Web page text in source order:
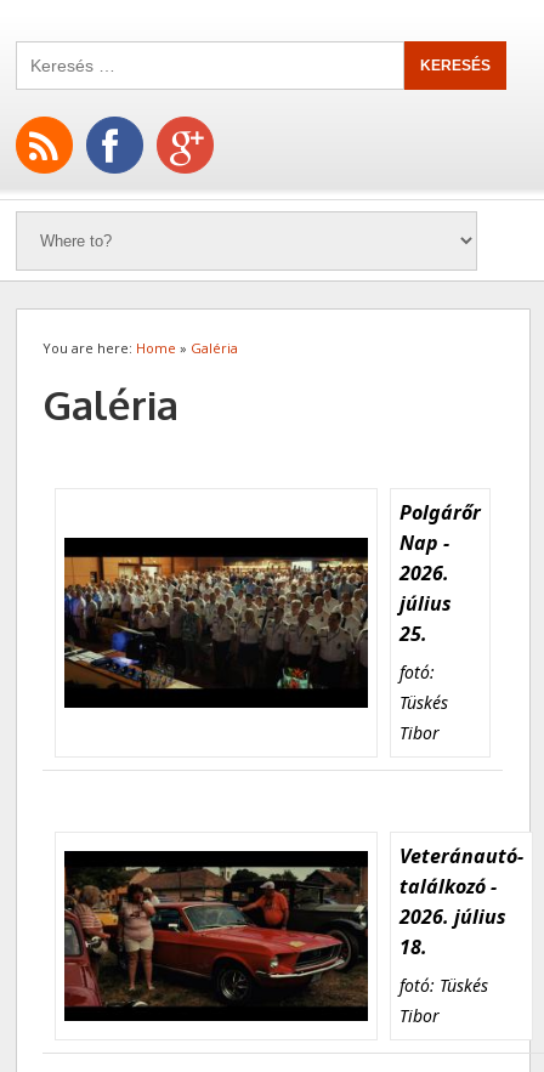
You are here: Home » Galéria
Galéria
Polgárőr
Nap -
2026.
július
25.
fotó:
Tüskés
Tibor
Veteránautó-
találkozó -
2026. július
18.
fotó: Tüskés
Tibor